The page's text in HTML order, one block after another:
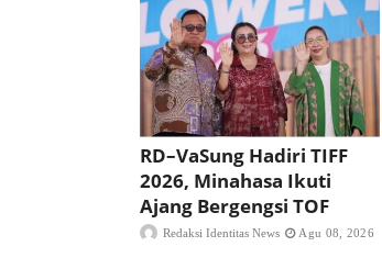
RD–VaSung Hadiri TIFF
2026, Minahasa Ikuti
Ajang Bergengsi TOF
Redaksi Identitas News Agu 08, 2026